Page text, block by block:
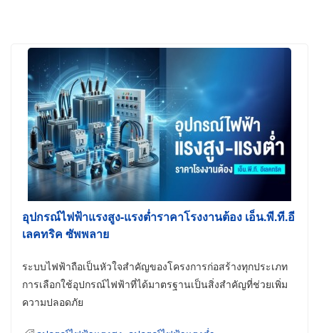
อุปกรณ์ไฟฟ้าแรงสูง-แรงต่ำราคาโรงงานต้อง เอ็น.พี.ที.อี
เลคทริค ซัพพลาย
ระบบไฟฟ้าถือเป็นหัวใจสำคัญของโครงการก่อสร้างทุกประเภท
การเลือกใช้อุปกรณ์ไฟฟ้าที่ได้มาตรฐานเป็นสิ่งสำคัญที่ช่วยเพิ่ม
ความปลอดภัย